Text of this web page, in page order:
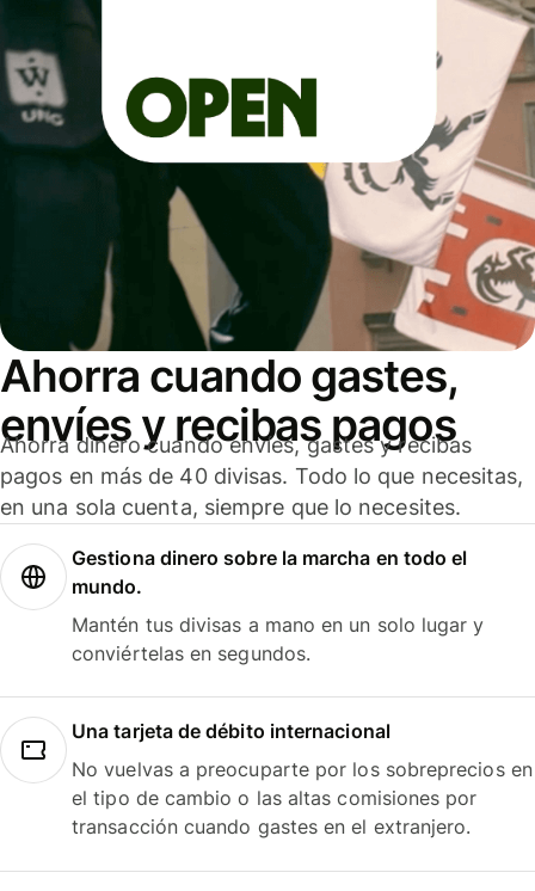
Ahorra cuando gastes,
envíes y recibas pagos
Ahorra dinero cuando envíes, gastes y recibas
pagos en más de 40 divisas. Todo lo que necesitas,
en una sola cuenta, siempre que lo necesites.
Gestiona dinero sobre la marcha en todo el
mundo.
Mantén tus divisas a mano en un solo lugar y
conviértelas en segundos.
Una tarjeta de débito internacional
No vuelvas a preocuparte por los sobreprecios en
el tipo de cambio o las altas comisiones por
transacción cuando gastes en el extranjero.